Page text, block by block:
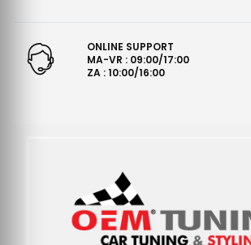
ONLINE SUPPORT
MA-VR : 09:00/17:00
ZA : 10:00/16:00